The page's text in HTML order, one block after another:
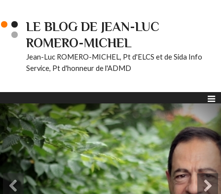
LE BLOG DE JEAN-LUC
ROMERO-MICHEL
Jean-Luc ROMERO-MICHEL, Pt d'ELCS et de Sida Info
Service, Pt d'honneur de l'ADMD